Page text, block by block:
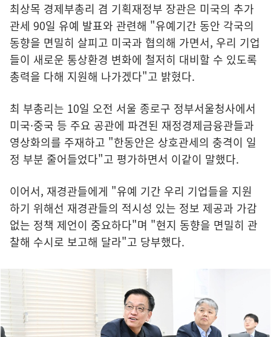
최상목 경제부총리 겸 기획재정부 장관은 미국의 추가
관세 90일 유예 발표와 관련해 "유예기간 동안 각국의
동향을 면밀히 살피고 미국과 협의해 가면서, 우리 기업
들이 새로운 통상환경 변화에 철저히 대비할 수 있도록
총력을 다해 지원해 나가겠다"고 밝혔다.
최 부총리는 10일 오전 서울 종로구 정부서울청사에서
미국·중국 등 주요 공관에 파견된 재정경제금융관들과
영상화의를 주재하고 "한동안은 상호관세의 충격이 일
정 부분 줄어들었다"고 평가하면서 이같이 말했다.
이어서, 재경관들에게 "유예 기간 우리 기업들을 지원
하기 위해선 재경관들의 적시성 있는 정보 제공과 가감
없는 정책 제언이 중요하다"며 "현지 동향을 면밀히 관
찰해 수시로 보고해 달라"고 당부했다.